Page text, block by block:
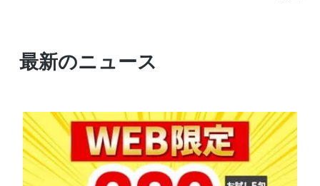
最新のニュース